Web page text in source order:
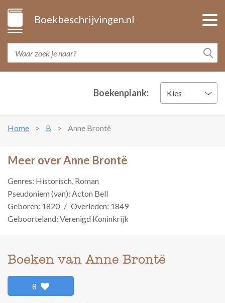
Boekbeschrijvingen.nl
Boekenplank: Kies
Home B Anne Brontë
Meer over Anne Brontë
Genres: Historisch, Roman
Pseudoniem (van): Acton Bell
Geboren: 1820 / Overleden: 1849
Geboorteland: Verenigd Koninkrijk
Boeken van Anne Brontë
8